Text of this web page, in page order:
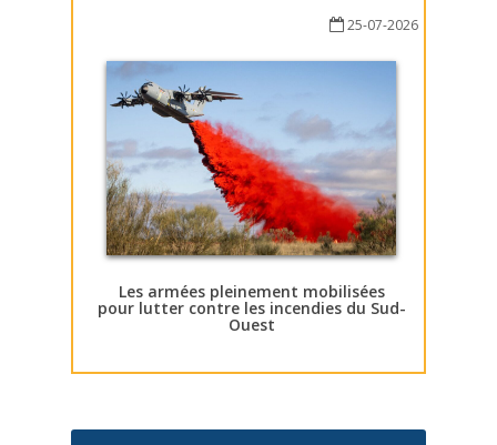
25-07-2026
Les armées pleinement mobilisées
pour lutter contre les incendies du Sud-
Ouest